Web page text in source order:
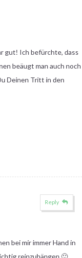
gut! Ich befürchte, dass
beäugt man auch noch
Deinen Tritt in den
bei mir immer Hand in
reinzuhängen 🙂
Reply